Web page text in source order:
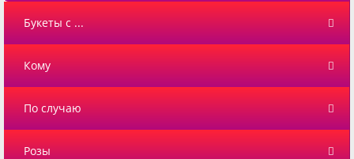
Букеты с ...
Кому
По случаю
Розы